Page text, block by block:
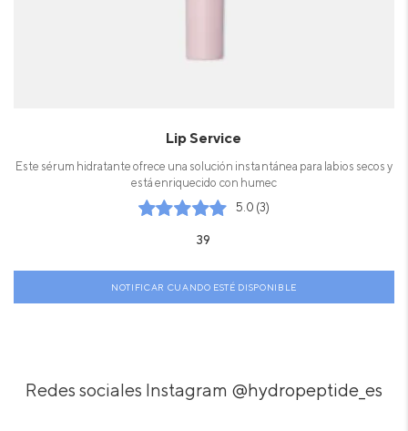
Lip Service
Este sérum hidratante ofrece una solución instantánea para labios secos y
está enriquecido con humec
5.0 (3)
39
NOTIFICAR CUANDO ESTÉ DISPONIBLE
Redes sociales Instagram @hydropeptide_es